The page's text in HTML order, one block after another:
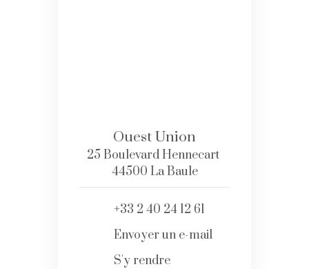
Ouest Union
25 Boulevard Hennecart
44500 La Baule
+33 2 40 24 12 61
Envoyer un e-mail
S'y rendre